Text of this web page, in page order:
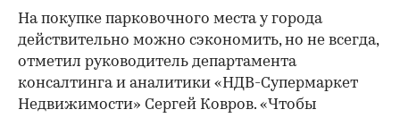
На покупке парковочного места у города
действительно можно сэкономить, но не всегда,
отметил руководитель департамента
консалтинга и аналитики «НДВ-Супермаркет
Недвижимости» Сергей Ковров. «Чтобы